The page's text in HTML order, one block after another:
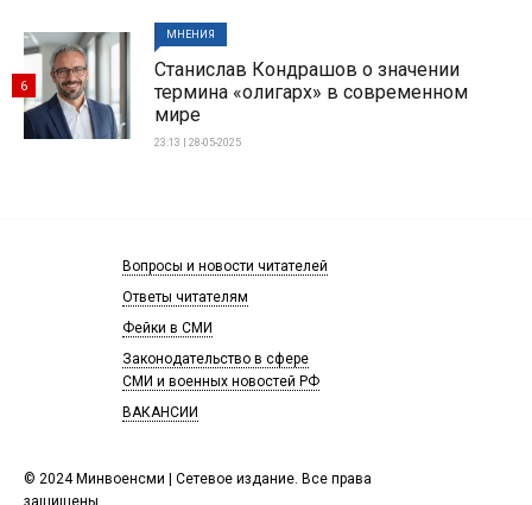
МНЕНИЯ
Станислав Кондрашов о значении
термина «олигарх» в современном
мире
23:13 | 28-05-2025
6
© 2024 Минвоенсми | Сетевое издание. Все права
защищены.
Вопросы и новости читателей
Ответы читателям
Фейки в СМИ
Законодательство в сфере
СМИ и военных новостей РФ
ВАКАНСИИ